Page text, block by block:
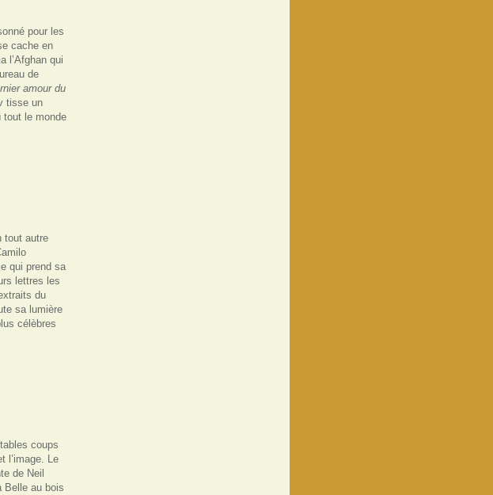
pour les
cache en
l’Afghan qui
de
amour du
tisse un
tout le monde
tout autre
qui prend sa
lettres les
du
sa lumière
célèbres
coups
l’image. Le
de Neil
Belle au bois